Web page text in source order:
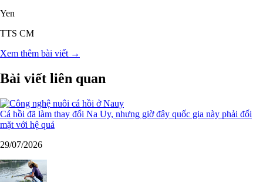
Yen
TTS CM
Xem thêm bài viết →
Bài viết liên quan
Cá hồi đã làm thay đổi Na Uy, nhưng giờ đây quốc gia này phải đối
mặt với hệ quả
29/07/2026